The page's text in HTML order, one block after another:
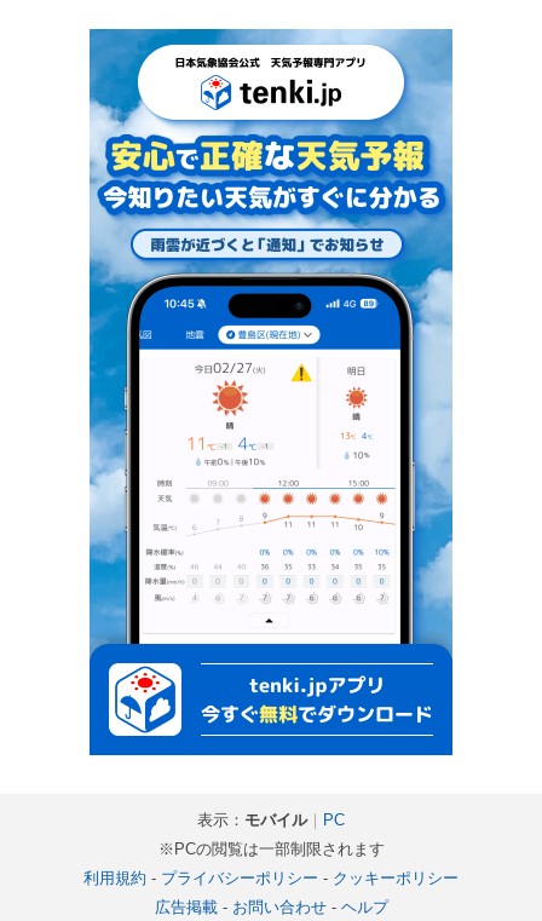
表示： モバイル｜ PC
※PCの閲覧は一部制限されます
利用規約 - プライバシーポリシー - クッキーポリシー
広告掲載- お問い合わせ- ヘルプ